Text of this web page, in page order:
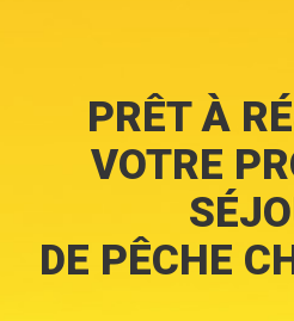
PRÊT À
VOTRE
DE PÊCHE